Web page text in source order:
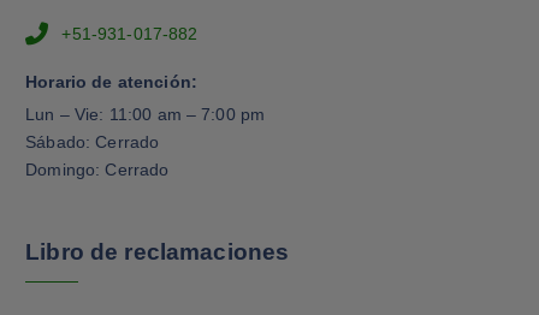
+51-931-017-882
Horario de atención:
Lun – Vie: 11:00 am – 7:00 pm
Sábado: Cerrado
Domingo: Cerrado
Libro de reclamaciones